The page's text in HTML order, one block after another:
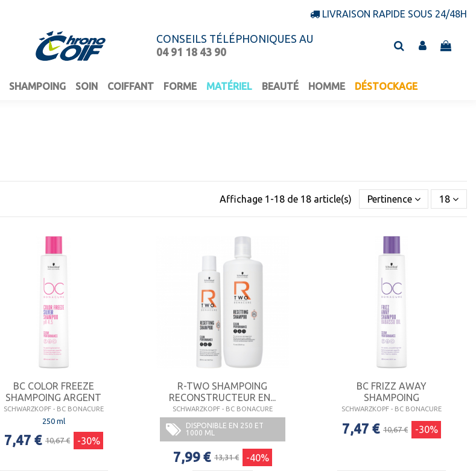
LIVRAISON RAPIDE SOUS 24/48H
CONSEILS TÉLÉPHONIQUES AU
04 91 18 43 90
SHAMPOING SOIN COIFFANT FORME MATÉRIEL BEAUTÉ HOMME DÉSTOCKAGE
Affichage 1-18 de 18 article(s) Pertinence 18
BC COLOR FREEZE
SHAMPOING ARGENT
SCHWARZKOPF - BC BONACURE
250 ml
7,47 € 10,67 € -30%
R-TWO SHAMPOING
RECONSTRUCTEUR EN...
SCHWARZKOPF - BC BONACURE
DISPONIBLE EN 250 ET
1000 ML
7,99 € 13,31 € -40%
BC FRIZZ AWAY
SHAMPOING
SCHWARZKOPF - BC BONACURE
7,47 € 10,67 € -30%